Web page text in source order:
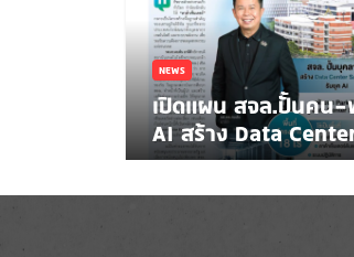
NEWS
เปิดแผน สจล.ปั้นคน-
AI สร้าง Data